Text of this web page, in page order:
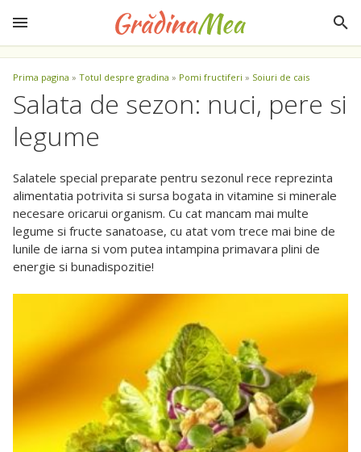
Prima pagina » Totul despre gradina » Pomi fructiferi » Soiuri de cais
Salata de sezon: nuci, pere si
legume
Salatele special preparate pentru sezonul rece reprezinta
alimentatia potrivita si sursa bogata in vitamine si minerale
necesare oricarui organism. Cu cat mancam mai multe
legume si fructe sanatoase, cu atat vom trece mai bine de
lunile de iarna si vom putea intampina primavara plini de
energie si bunadispozitie!